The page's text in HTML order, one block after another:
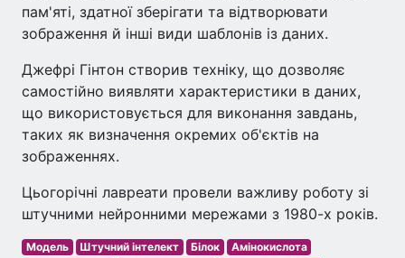
пам'яті, здатної зберігати та відтворювати
зображення й інші види шаблонів із даних.
Джефрі Гінтон створив техніку, що дозволяє
самостійно виявляти характеристики в даних,
що використовується для виконання завдань,
таких як визначення окремих об'єктів на
зображеннях.
Цьогорічні лавреати провели важливу роботу зі
штучними нейронними мережами з 1980-х років.
Модель Штучний інтелект Білок
Амінокислота